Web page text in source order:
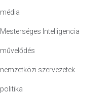
média
Mesterséges Intelligencia
művelődés
nemzetközi szervezetek
politika